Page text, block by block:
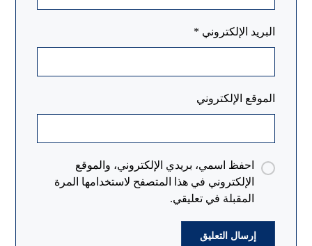
البريد الإلكتروني *
الموقع الإلكتروني
احفظ اسمي، بريدي الإلكتروني، والموقع
الإلكتروني في هذا المتصفح لاستخدامها المرة
المقبلة في تعليقي.